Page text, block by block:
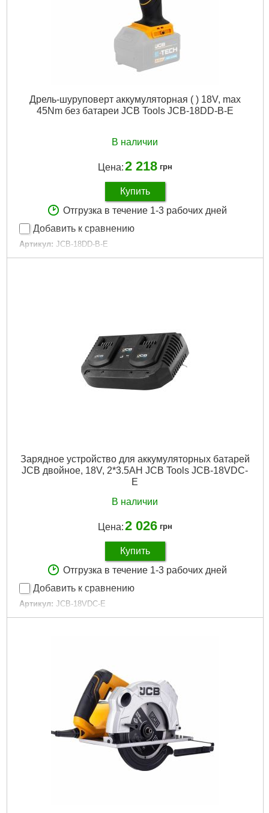
Дрель-шуруповерт аккумуляторная ( ) 18V, max
45Nm без батареи JCB Tools JCB-18DD-B-E
В наличии
Цена:2 218 грн
Купить
Отгрузка в течение 1-3 рабочих дней
Добавить к сравнению
Артикул: JCB-18DD-B-E
Код товара: 28.93.32
Зарядное устройство для аккумуляторных батарей
JCB двойное, 18V, 2*3.5AH JCB Tools JCB-18VDC-
E
В наличии
Цена:2 026 грн
Купить
Отгрузка в течение 1-3 рабочих дней
Добавить к сравнению
Артикул: JCB-18VDC-E
Код товара: 30.58.80